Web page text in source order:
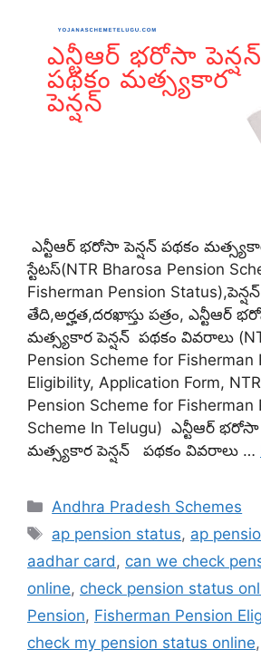
ఎన్టీఆర్ భరోసా పెన్షన్ పథకం
స్టేటస్(NTR Bharosa Pension
Fisherman Pension
తేది,అర్హత,దరఖాస్తు పత్రం, ఎన్టీఆర్
మత్స్యకార పెన్షన్ పథకం వివరాలు
Pension Scheme for Fisherman
Eligibility, Application Form,
Pension Scheme for Fisherman
Scheme In Telugu) ఎన్టీఆర్ భరోసా
మత్స్యకార పెన్షన్ పథకం వివరాలు …
Categories
Andhra Pradesh Schemes
Tags
ap pension status, ap
aadhar card , can we check
online, check pension status
Pension, Fisherman Pension
check my pension status online,